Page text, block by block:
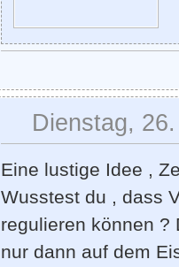
Dienstag,
Eine lustige Idee ,
Wusstest du , dass
regulieren können ?
nur dann auf dem